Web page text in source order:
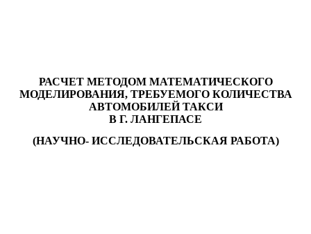
РАСЧЕТ МЕТОДОМ МАТЕМАТИЧЕСКОГО
МОДЕЛИРОВАНИЯ, ТРЕБУЕМОГО КОЛИЧЕСТВА
АВТОМОБИЛЕЙ ТАКСИ
В Г. ЛАНГЕПАСЕ
(НАУЧНО- ИССЛЕДОВАТЕЛЬСКАЯ РАБОТА)